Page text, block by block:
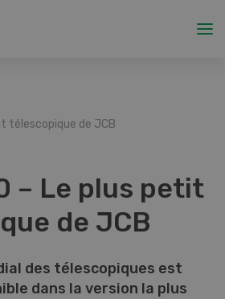
télescopique de JCB
– Le plus petit
de JCB
des télescopiques est
dans la version la plus